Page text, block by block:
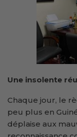
Une insolente
Chaque jour, le
peu plus en
déplaise aux